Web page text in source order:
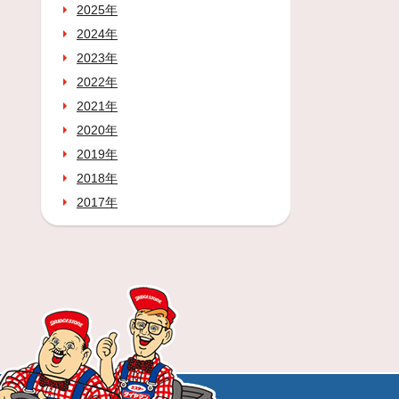
2025年
2024年
2023年
2022年
2021年
2020年
2019年
2018年
2017年